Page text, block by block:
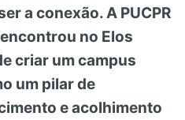
a conexão. A PUCPR
no Elos
criar um campus
um pilar de
e acolhimento